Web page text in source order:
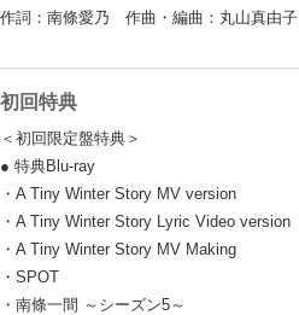
作詞：南條愛乃 作曲・編曲：丸山真由子
初回特典
＜初回限定盤特典＞
● 特典Blu-ray
・A Tiny Winter Story MV version
・A Tiny Winter Story Lyric Video version
・A Tiny Winter Story MV Making
・SPOT
・南條一間 ～シーズン5～